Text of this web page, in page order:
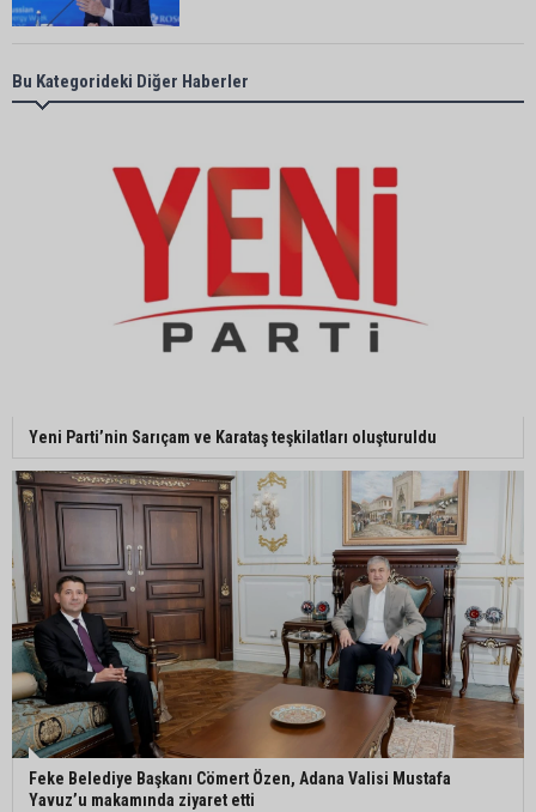
Başkan Ali Bedrettin Karataş’tan sahiller için
duyarlılık çağrısı
MHP Adana İl Başkanı Hakan Yıldırım:
“Liderimize dil uzatmak sizin haddinize değildir”
Adanalı 13 yaşındaki Ela Nur şelalede hayatını
kaybetti
Adanalı NASA astronotu Deniz Burnham uzaya
Kozan’da üreticilere yangın ve anız uyarısı
Ceyhan’da yağlık ayçiçeği hasadı başladı
Bu Kategorideki Diğer Haberler
Yeni Parti’nin Sarıçam ve Karataş teşkilatları oluşturuldu
Feke Belediye Başkanı Cömert Özen, Adana Valisi Mustafa
Yavuz’u makamında ziyaret etti